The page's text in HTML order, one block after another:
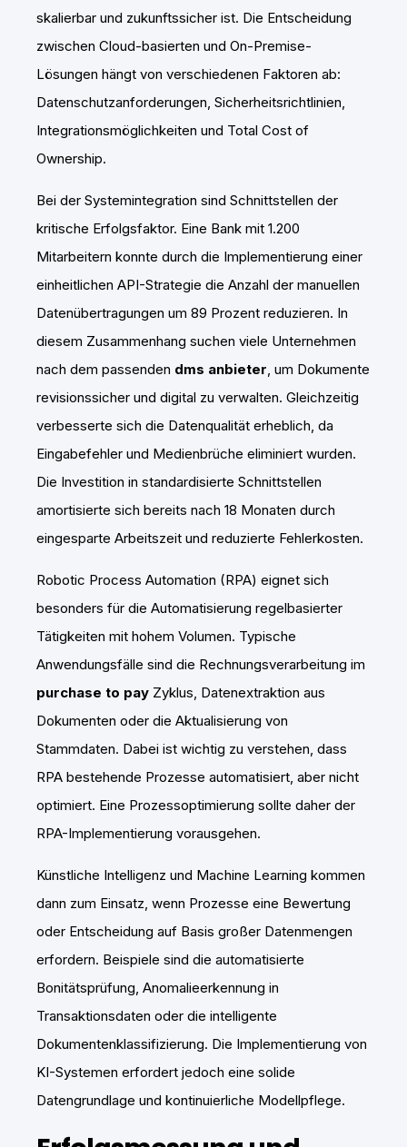
skalierbar und zukunftssicher ist. Die Entscheidung
zwischen Cloud-basierten und On-Premise-
Lösungen hängt von verschiedenen Faktoren ab:
Datenschutzanforderungen, Sicherheitsrichtlinien,
Integrationsmöglichkeiten und Total Cost of
Ownership.
Bei der Systemintegration sind Schnittstellen der
kritische Erfolgsfaktor. Eine Bank mit 1.200
Mitarbeitern konnte durch die Implementierung einer
einheitlichen API-Strategie die Anzahl der manuellen
Datenübertragungen um 89 Prozent reduzieren. In
diesem Zusammenhang suchen viele Unternehmen
nach dem passenden dms anbieter, um Dokumente
revisionssicher und digital zu verwalten. Gleichzeitig
verbesserte sich die Datenqualität erheblich, da
Eingabefehler und Medienbrüche eliminiert wurden.
Die Investition in standardisierte Schnittstellen
amortisierte sich bereits nach 18 Monaten durch
eingesparte Arbeitszeit und reduzierte Fehlerkosten.
Robotic Process Automation (RPA) eignet sich
besonders für die Automatisierung regelbasierter
Tätigkeiten mit hohem Volumen. Typische
Anwendungsfälle sind die Rechnungsverarbeitung im
purchase to pay Zyklus, Datenextraktion aus
Dokumenten oder die Aktualisierung von
Stammdaten. Dabei ist wichtig zu verstehen, dass
RPA bestehende Prozesse automatisiert, aber nicht
optimiert. Eine Prozessoptimierung sollte daher der
RPA-Implementierung vorausgehen.
Künstliche Intelligenz und Machine Learning kommen
dann zum Einsatz, wenn Prozesse eine Bewertung
oder Entscheidung auf Basis großer Datenmengen
erfordern. Beispiele sind die automatisierte
Bonitätsprüfung, Anomalieerkennung in
Transaktionsdaten oder die intelligente
Dokumentenklassifizierung. Die Implementierung von
KI-Systemen erfordert jedoch eine solide
Datengrundlage und kontinuierliche Modellpflege.